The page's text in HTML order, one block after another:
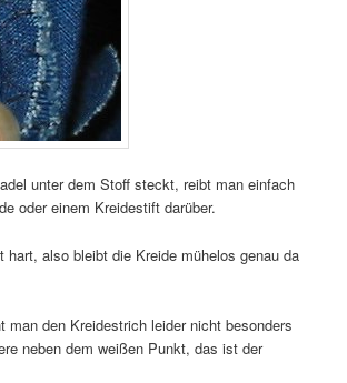
unter dem Stoff steckt, reibt man einfach
oder einem Kreidestift darüber.
hart, also bleibt die Kreide mühelos genau da
man den Kreidestrich leider nicht besonders
neben dem weißen Punkt, das ist der